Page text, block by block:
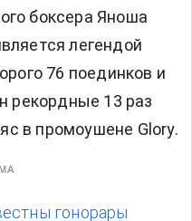
боксера Яноша
легендой
76 поединков и
рекордные 13 раз
в промоушене Glory.
гонорары